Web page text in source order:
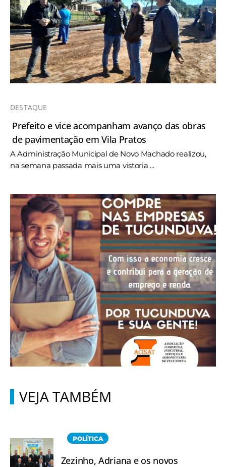
DESTAQUE
Prefeito e vice acompanham avanço das obras
de pavimentação em Vila Pratos
A Administração Municipal de Novo Machado realizou,
na semana passada mais uma vistoria ...
VEJA TAMBÉM
POLÍTICA
Zezinho, Adriana e os novos